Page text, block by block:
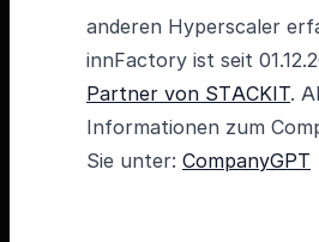
anderen Hyperscaler
innFactory ist seit
Partner von STACKIT.
Informationen zum
Sie unter: CompanyGPT